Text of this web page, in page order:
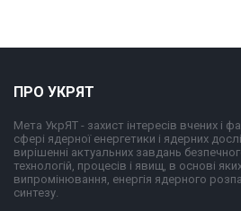
ПРО УКРЯТ
Мета УкрЯТ - захист інтересів вчених і
сфері ядерної енергетики і ядерних
вирішенні актуальних завдань
технологій, процесів і явищ, в основі
випромінювання, енергія ядерного
синтезу.